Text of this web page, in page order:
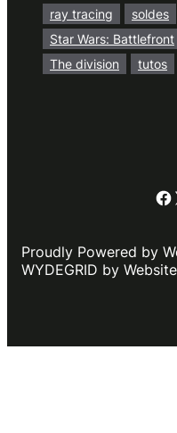
ray tracing
soldes
Star Wars: Battlefront
The division
tutos
Proudly Powered by
WYDEGRID by